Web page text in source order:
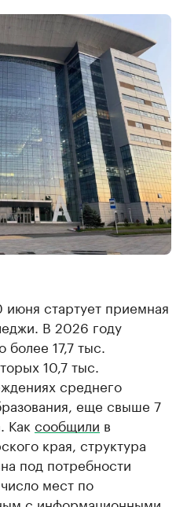
стартует приемная
В 2026 году
17,7 тыс.
10,7 тыс.
среднего
еще свыше 7
Как сообщили в
края, структура
под потребности
мест по